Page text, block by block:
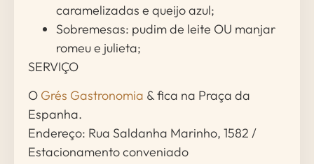
caramelizadas e queijo azul;
Sobremesas: pudim de leite OU manjar
romeu e julieta;
SERVIÇO
O Grés Gastronomia & fica na Praça da
Espanha.
Endereço: Rua Saldanha Marinho, 1582 /
Estacionamento conveniado